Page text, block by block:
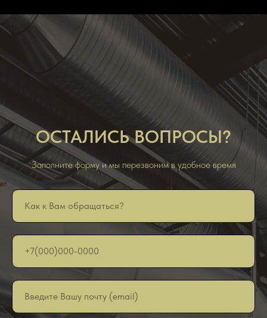
ОСТАЛИСЬ ВОПРОСЫ?
Заполните форму и мы перезвоним в удобное время